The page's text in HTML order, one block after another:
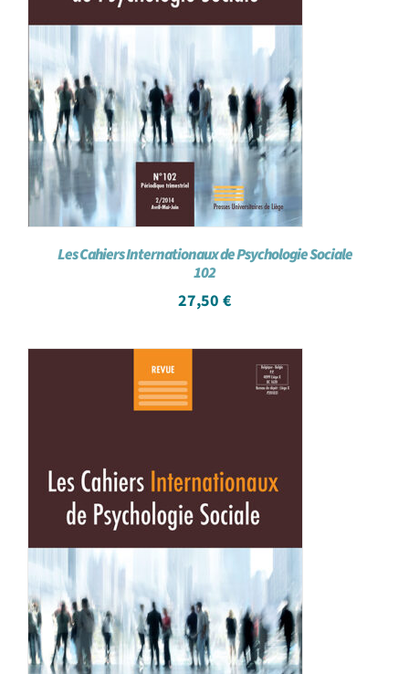
Les Cahiers Internationaux de Psychologie Sociale
102
27,50 €